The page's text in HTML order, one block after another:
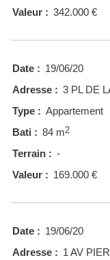
Valeur : 342.000 €
Date : 19/06/20
Adresse : 3 PL DE
Type : Appartement
Bati : 84 m2
Terrain : -
Valeur : 169.000 €
Date : 19/06/20
Adresse : 1 AV